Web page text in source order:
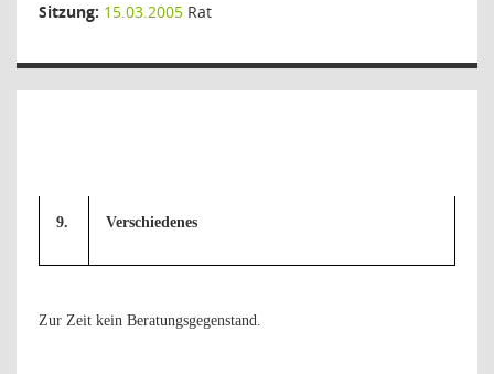
Sitzung: 15.03.2005 Rat
9. Verschiedenes
Zur Zeit kein Beratungsgegenstand.